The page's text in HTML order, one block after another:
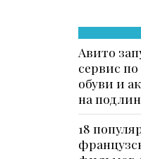
Авито
сервис
обуви и
на
18